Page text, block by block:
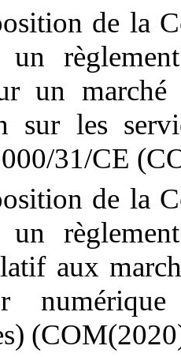
de la
un marché
sur les
31/CE
de la
aux